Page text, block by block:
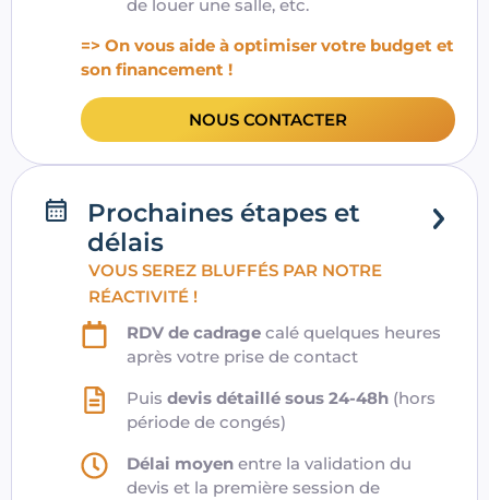
de louer une salle, etc.
=> On vous aide à optimiser votre budget et
son financement !
NOUS CONTACTER
Prochaines étapes et
délais
VOUS SEREZ BLUFFÉS PAR NOTRE
RÉACTIVITÉ !
RDV de cadrage calé quelques heures
après votre prise de contact
Puisdevis détaillé sous 24-48h (hors
période de congés)
Délai moyen entre la validation du
devis et la première session de